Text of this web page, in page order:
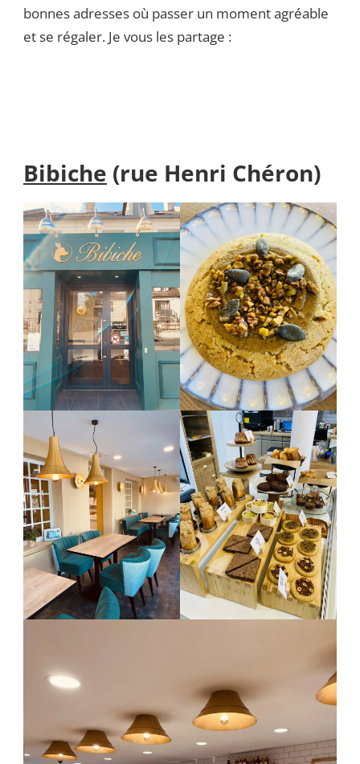
bonnes adresses où passer un moment agréable
et se régaler. Je vous les partage :
Bibiche (rue Henri Chéron)